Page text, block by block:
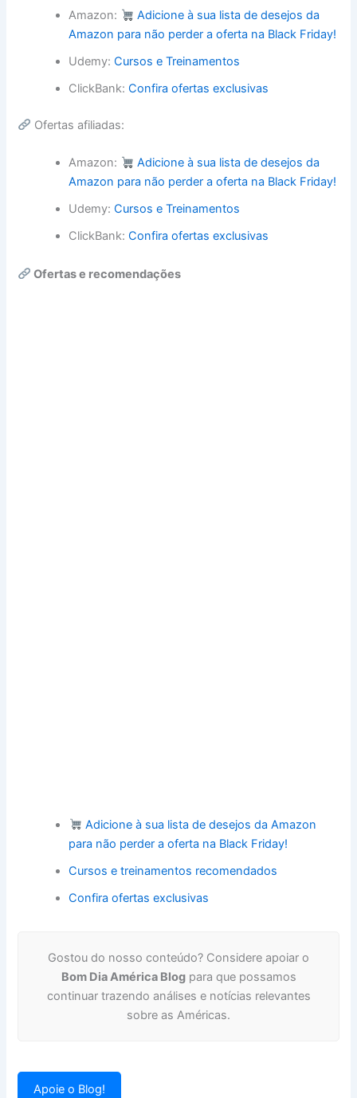
Amazon:
Adicione à sua lista de desejos da
Amazon para não perder a oferta na Black Friday!
Udemy:Cursos e Treinamentos
ClickBank:Confira ofertas exclusivas
Ofertas afiliadas:
Amazon:
Adicione à sua lista de desejos da
Amazon para não perder a oferta na Black Friday!
Udemy:Cursos e Treinamentos
ClickBank:Confira ofertas exclusivas
Ofertas e recomendações
Adicione à sua lista de desejos da Amazon
para não perder a oferta na Black Friday!
Cursos e treinamentos recomendados
Confira ofertas exclusivas
Gostou do nosso conteúdo? Considere apoiar o
Bom Dia América Blogpara que possamos
continuar trazendo análises e notícias relevantes
sobre as Américas.
Apoie o Blog!